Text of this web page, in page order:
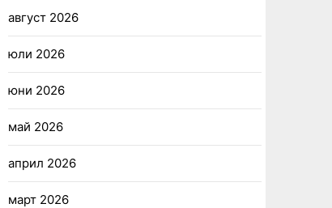
август 2026
юли 2026
юни 2026
май 2026
април 2026
март 2026